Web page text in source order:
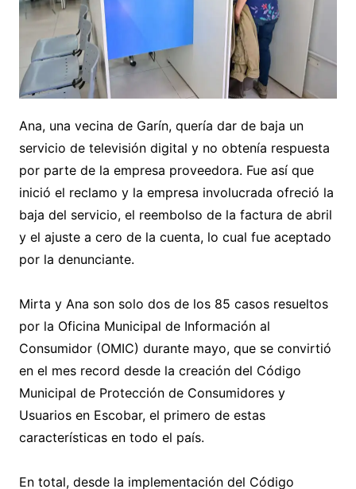
Ana, una vecina de Garín, quería dar de baja un
servicio de televisión digital y no obtenía respuesta
por parte de la empresa proveedora. Fue así que
inició el reclamo y la empresa involucrada ofreció la
baja del servicio, el reembolso de la factura de abril
y el ajuste a cero de la cuenta, lo cual fue aceptado
por la denunciante.
Mirta y Ana son solo dos de los 85 casos resueltos
por la Oficina Municipal de Información al
Consumidor (OMIC) durante mayo, que se convirtió
en el mes record desde la creación del Código
Municipal de Protección de Consumidores y
Usuarios en Escobar, el primero de estas
características en todo el país.
En total, desde la implementación del Código